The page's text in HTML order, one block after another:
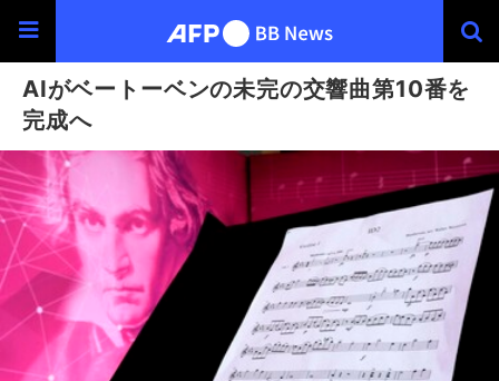
AIがベートーベンの未完の交響曲第10番を
完成へ